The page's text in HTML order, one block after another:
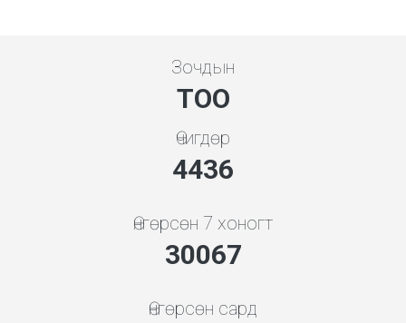
Зочдын
ТОО
Өчигдөр
5119
Өнгөрсөн 7 хоногт
34693
Өнгөрсөн сард